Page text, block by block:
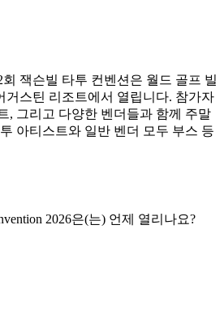
잭슨빌 타투 컨벤션은 월드 골프 빌
거스틴 리조트에서 열립니다. 참가자
, 그리고 다양한 벤더들과 함께 주말
아티스트와 일반 벤더 모두 부스 등
2026은(는) 언제 열리나요?